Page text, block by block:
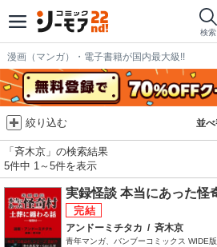
検索
漫画（マンガ）・電子書籍が国内最大級!!
並
絞り込む
「斉木京」の検索結果
5件中 1～5件を表示
実録怪談 本当にあった怪
アンドーミチタカ / 斉木京
青年マンガ、バンブーコミックス WIDE版